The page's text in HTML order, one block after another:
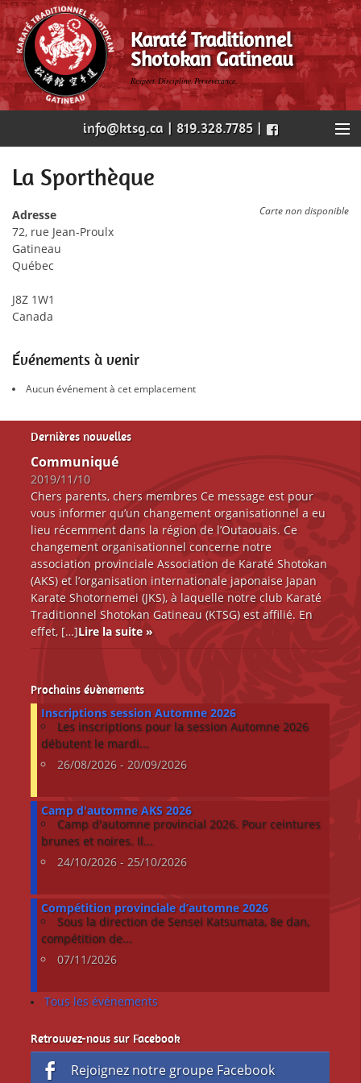
Karaté Traditionnel
Shotokan Gatineau
Respect. Discipline. Persévérance.
info@ktsg.ca | 819.328.7785 |
Accueil
Nos cours
Évènements
Nous joindre
Ressources
La Sporthèque
Carte non disponible
Adresse
72, rue Jean-Proulx
Gatineau
Québec
J8Z 1W1
Canada
Événements à venir
Aucun événement à cet emplacement
Dernières nouvelles
Communiqué
2019/11/10
Chers parents, chers membres Ce message est pour
vous informer qu’un changement organisationnel a eu
lieu récemment dans la région de l’Outaouais. Ce
changement organisationnel concerne notre
association provinciale Association de Karaté Shotokan
(AKS) et l’organisation internationale japonaise Japan
Karate Shotornemei (JKS), à laquelle notre club Karaté
Traditionnel Shotokan Gatineau (KTSG) est affilié. En
effet, […]Lire la suite »
Prochains évènements
Inscriptions session Automne 2026
Les inscriptions pour la session Automne 2026
débutent le mardi...
26/08/2026 - 20/09/2026
Camp d'automne AKS 2026
Camp d'automne provincial 2026. Pour ceintures
brunes et noires. Il...
24/10/2026 - 25/10/2026
Compétition provinciale d’automne 2026
Sous la direction de Sensei Katsumata, 8e dan,
compétition de...
07/11/2026
Tous les événements
Retrouvez-nous sur Facebook
Rejoignez notre groupe Facebook